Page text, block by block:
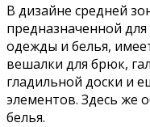
В дизайне средней
предназначенной
одежды и белья,
вешалки для брюк,
гладильной доски и
элементов. Здесь же
белья.